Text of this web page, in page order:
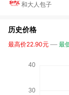
和大人包子
历史价格
最高价22.90元 最